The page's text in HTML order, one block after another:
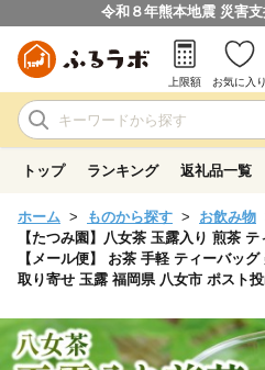
令和８年熊本地震 災害
上限額 お気に入り
トップ ランキング 返礼品一覧
ホーム ものから探す お飲み物
【たつみ園】八女茶 玉露入り 煎茶
【メール便】 お茶 手軽 ティーバッ
取り寄せ 玉露 福岡県 八女市 ポスト